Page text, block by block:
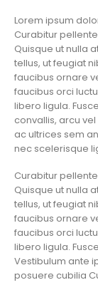
Lorem ipsum
Curabitur
Quisque ut nulla
tellus, ut feugiat
faucibus ornare
faucibus orci
libero ligula.
convallis, arcu
ac ultrices sem
nec scelerisque
Curabitur
Quisque ut nulla
tellus, ut feugiat
faucibus ornare
faucibus orci
libero ligula.
Vestibulum ante
posuere cubilia